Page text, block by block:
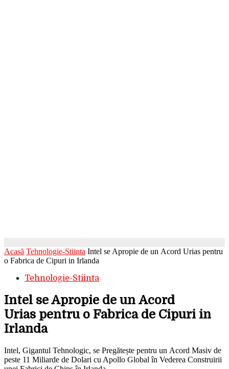
Acasă Tehnologie-Stiinta Intel se Apropie de un Acord Urias pentru
o Fabrica de Cipuri in Irlanda
Tehnologie-Stiinta
Intel se Apropie de un Acord
Urias pentru o Fabrica de Cipuri in
Irlanda
Intel, Gigantul Tehnologic, se Pregătește pentru un Acord Masiv de
peste 11 Miliarde de Dolari cu Apollo Global în Vederea Construirii